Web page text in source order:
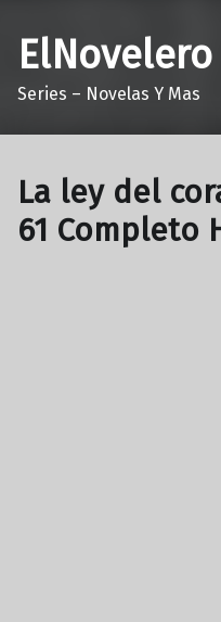
Series – Novelas Y Mas
La ley del
61 Completo